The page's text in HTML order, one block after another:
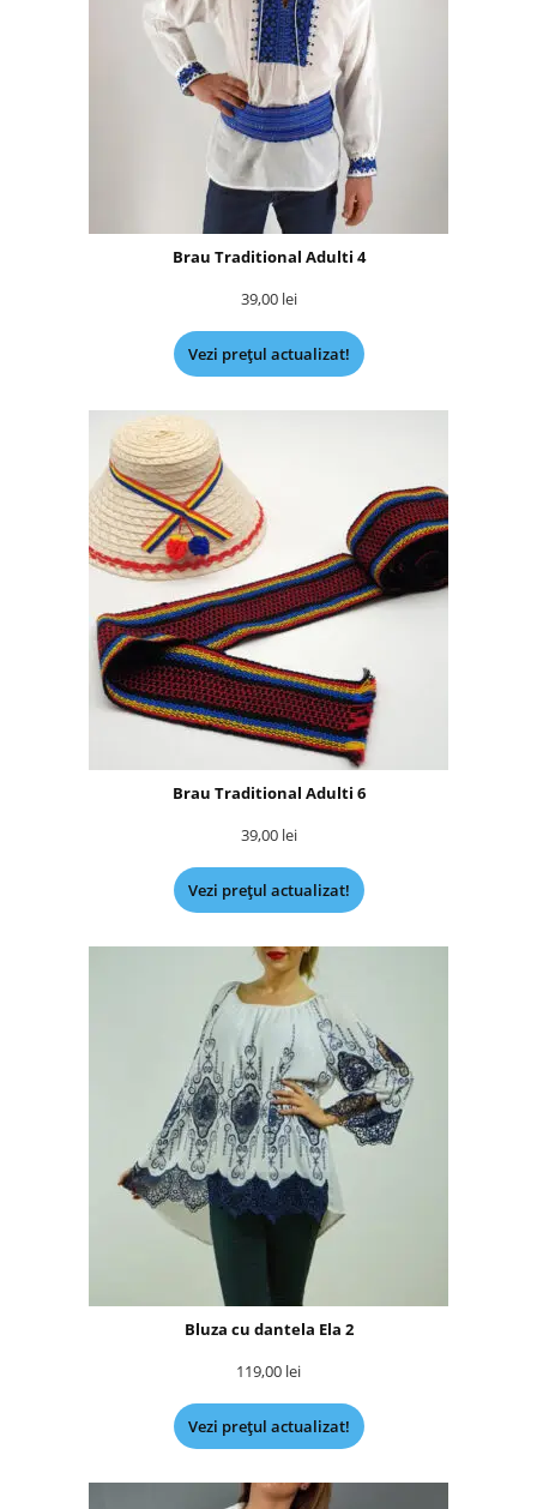
Brau Traditional Adulti 4
39,00 lei
Vezi prețul actualizat!
Brau Traditional Adulti 6
39,00 lei
Vezi prețul actualizat!
Bluza cu dantela Ela 2
119,00 lei
Vezi prețul actualizat!